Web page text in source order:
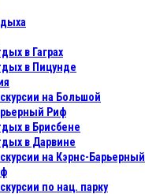
в Гаграх
в Пицунде
на Большой
Риф
в Бриcбене
в Дарвине
на Кэрнс-Барьерный
по нац. парку